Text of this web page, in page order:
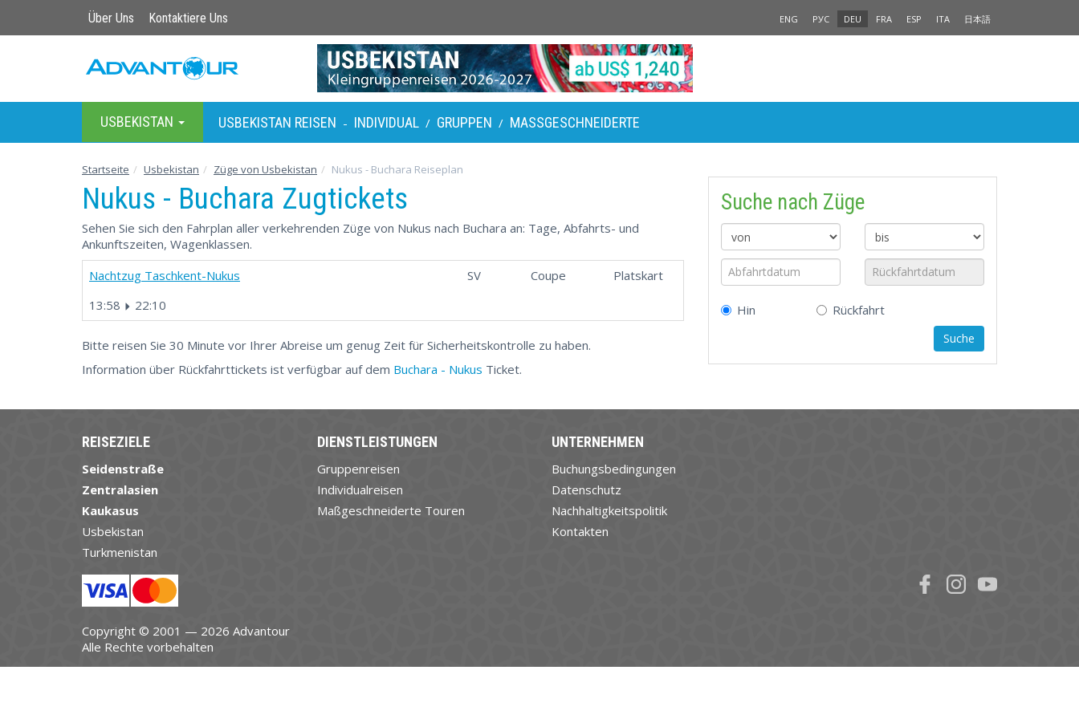
Über Uns Kontaktiere Uns ENG РУС DEU FRA ESP ITA 日本語
USBEKISTAN USBEKISTAN REISEN - INDIVIDUAL / GRUPPEN / MASSGESCHNEIDERTE
Startseite Usbekistan Züge von Usbekistan Nukus - Buchara Reiseplan
Nukus - Buchara Zugtickets
Sehen Sie sich den Fahrplan aller verkehrenden Züge von Nukus nach Buchara an: Tage, Abfahrts- und
Ankunftszeiten, Wagenklassen.
Nachtzug Taschkent-Nukus
SV Coupe
Platskart
13:58
22:10
Bitte reisen Sie 30 Minute vor Ihrer Abreise um genug Zeit für Sicherheitskontrolle zu haben.
Information über Rückfahrttickets ist verfügbar auf dem Buchara - Nukus Ticket.
Suche nach Züge
Hin Rückfahrt
REISEZIELE
Seidenstraße
Zentralasien
Kaukasus
Usbekistan
Turkmenistan
DIENSTLEISTUNGEN
Gruppenreisen
Individualreisen
Maßgeschneiderte Touren
UNTERNEHMEN
Buchungsbedingungen
Datenschutz
Nachhaltigkeitspolitik
Kontakten
Copyright © 2001 — 2026 Advantour
Alle Rechte vorbehalten